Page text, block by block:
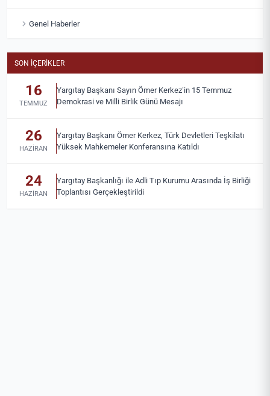
Genel Haberler
SON İÇERIKLER
16
TEMMUZ
Yargıtay Başkanı Sayın Ömer Kerkez’in 15 Temmuz
Demokrasi ve Milli Birlik Günü Mesajı
26
HAZIRAN
Yargıtay Başkanı Ömer Kerkez, Türk Devletleri Teşkilatı
Yüksek Mahkemeler Konferansına Katıldı
24
HAZIRAN
Yargıtay Başkanlığı ile Adli Tıp Kurumu Arasında İş Birliği
Toplantısı Gerçekleştirildi